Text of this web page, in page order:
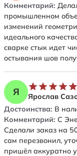
Комментарий:
промышленном
изменений
идеального
сварке стык идет
остывания шов
Я Ярослав
Достоинства: В
Комментарий: С
Сделали заказ на
сам перезвонил,
пришёл аккуратно